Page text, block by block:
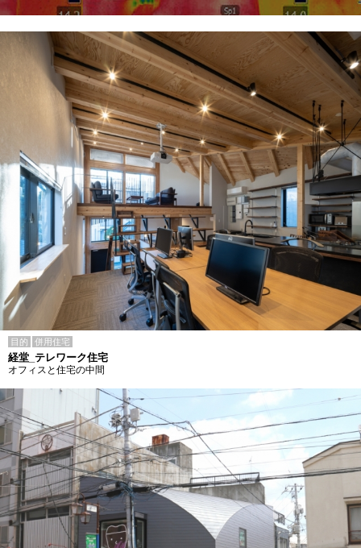
目的 併用住宅
経堂_テレワーク住宅
オフィスと住宅の中間